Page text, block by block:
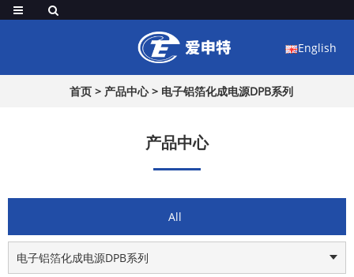
English
首页> 产品中心> 电子铝箔化成电源DPB系列
产品中心
All
电子铝箔化成电源DPB系列